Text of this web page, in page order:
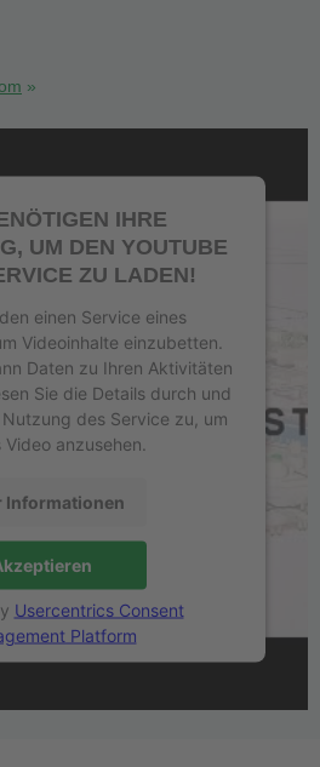
IHRE
UM DEN YOUTUBE
ZU LADEN!
einen Service eines
Videoinhalte einzubetten.
Daten zu Ihren Aktivitäten
Sie die Details durch und
des Service zu, um
Video anzusehen.
Informationen
Usercentrics Consent
Platform